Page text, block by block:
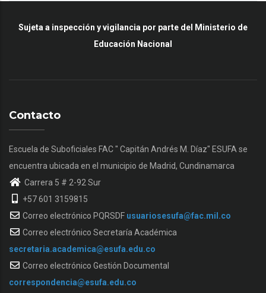
Sujeta a inspección y vigilancia por parte del Ministerio de
Educación Nacional
Contacto
Escuela de Suboficiales FAC " Capitán Andrés M. Díaz" ESUFA se
encuentra ubicada en el municipio de Madrid, Cundinamarca
Carrera 5 # 2-92 Sur
+57 601 3159815
Correo electrónico PQRSDF usuariosesufa@fac.mil.co
Correo electrónico Secretaría Académica
secretaria.academica@esufa.edu.co
Correo electrónico Gestión Documental
correspondencia@esufa.edu.co